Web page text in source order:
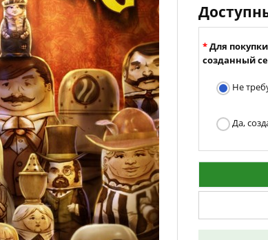
Для
созданный
Не
Да,